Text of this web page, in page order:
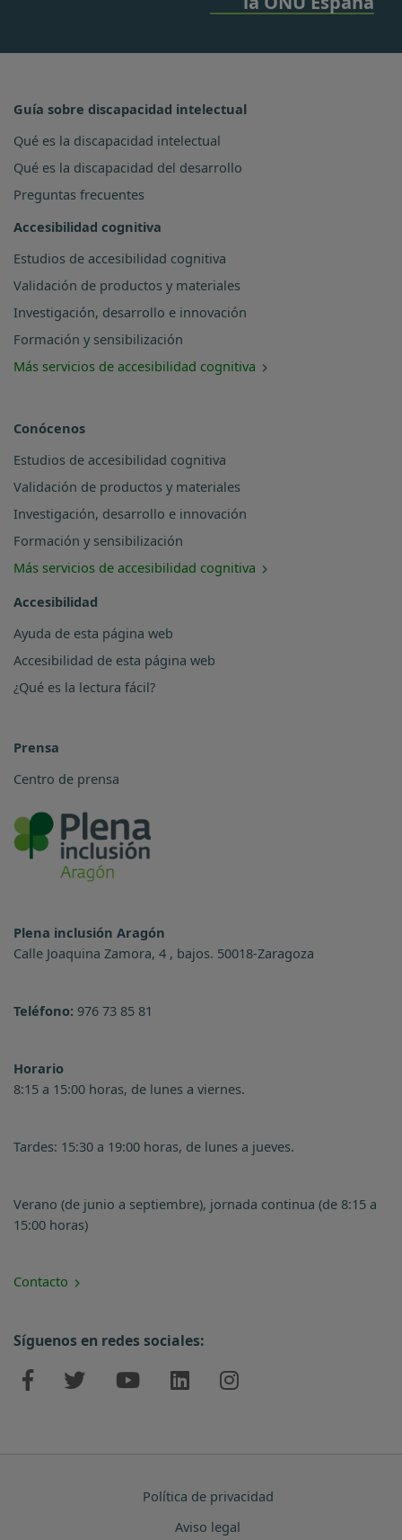
Guía sobre discapacidad intelectual
Qué es la discapacidad intelectual
Qué es la discapacidad del desarrollo
Preguntas frecuentes
Accesibilidad cognitiva
Estudios de accesibilidad cognitiva
Validación de productos y materiales
Investigación, desarrollo e innovación
Formación y sensibilización
Más servicios de accesibilidad cognitiva
Conócenos
Estudios de accesibilidad cognitiva
Validación de productos y materiales
Investigación, desarrollo e innovación
Formación y sensibilización
Más servicios de accesibilidad cognitiva
Accesibilidad
Ayuda de esta página web
Accesibilidad de esta página web
¿Qué es la lectura fácil?
Prensa
Centro de prensa
Plena inclusión Aragón
Calle Joaquina Zamora, 4 , bajos. 50018-Zaragoza
Teléfono: 976 73 85 81
Horario
8:15 a 15:00 horas, de lunes a viernes.
Tardes: 15:30 a 19:00 horas, de lunes a jueves.
Verano (de junio a septiembre), jornada continua (de 8:15 a
15:00 horas)
Contacto
Síguenos en redes sociales:
Política de privacidad
Aviso legal